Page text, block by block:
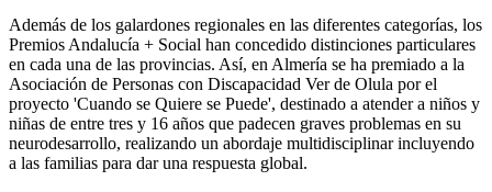
Además de los galardones regionales en las diferentes categorías, los
Premios Andalucía + Social han concedido distinciones particulares
en cada una de las provincias. Así, en Almería se ha premiado a la
Asociación de Personas con Discapacidad Ver de Olula por el
proyecto 'Cuando se Quiere se Puede', destinado a atender a niños y
niñas de entre tres y 16 años que padecen graves problemas en su
neurodesarrollo, realizando un abordaje multidisciplinar incluyendo
a las familias para dar una respuesta global.